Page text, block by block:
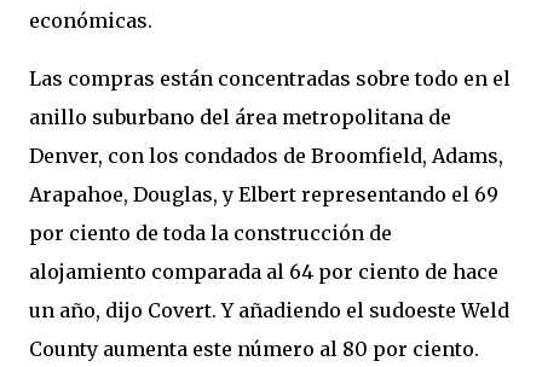
económicas.
Las compras están concentradas sobre todo en el
anillo suburbano del área metropolitana de
Denver, con los condados de Broomfield, Adams,
Arapahoe, Douglas, y Elbert representando el 69
por ciento de toda la construcción de
alojamiento comparada al 64 por ciento de hace
un año, dijo Covert. Y añadiendo el sudoeste Weld
County aumenta este número al 80 por ciento.